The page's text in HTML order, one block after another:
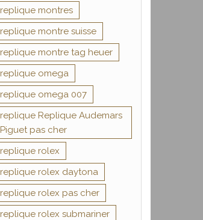
replique montres
replique montre suisse
replique montre tag heuer
replique omega
replique omega 007
replique Replique Audemars
Piguet pas cher
replique rolex
replique rolex daytona
replique rolex pas cher
replique rolex submariner